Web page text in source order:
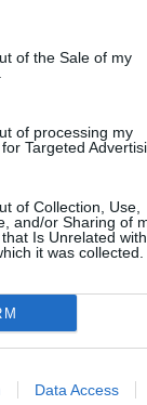
of the Sale of my
of processing my
Targeted
of Collection, Use,
and/or Sharing of
Is Unrelated
it was collected.
Data Access
individualne hiše
členu
odgovoren za
ali